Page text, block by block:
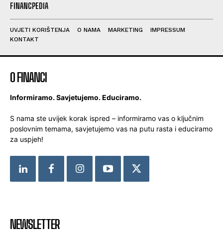
FINANCPEDIA
UVJETI KORIŠTENJA O NAMA MARKETING
IMPRESSUM
KONTAKT
O FINANCI
Informiramo. Savjetujemo. Educiramo.
S nama ste uvijek korak ispred – informiramo vas o ključnim
poslovnim temama, savjetujemo vas na putu rasta i educiramo
za uspjeh!
NEWSLETTER